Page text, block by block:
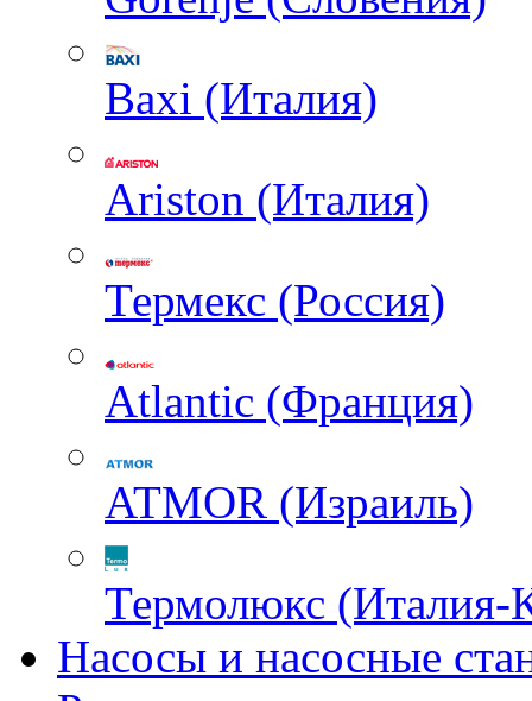
Baxi (Италия)
Ariston (Италия)
Термекс (Россия)
Atlantic (Франция)
ATMOR (Израиль)
Термолюкс (Италия-
Насосы и насосные